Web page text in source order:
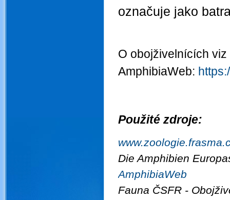
označuje jako
O obojživelnících viz
AmphibiaWeb:
Použité zdroje:
Die Amphibien
AmphibiaWeb
Fauna ČSFR -